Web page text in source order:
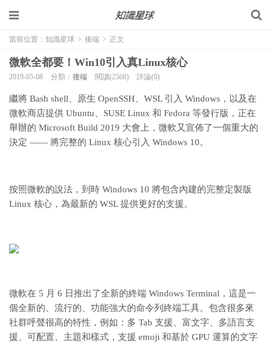
當前位置： 知識星球 > 後端 > 正文
微軟全都要！Win10引入真Linux核心
2019-05-08 分類： 後端 閱讀(2568) 評論(0)
繼將 Bash shell、原生 OpenSSH、WSL 引入 Windows，以及在
微軟商店提供 Ubuntu、SUSE Linux 和 Fedora 等發行版，正在
舉辦的 Microsoft Build 2019 大會上，微軟又宣佈了一個重大的
決定 —— 將完整的 Linux 核心引入 Windows 10。
按照微軟的說法，到時 Windows 10 將包含內建的完整定製版
Linux 核心，為最新的 WSL 提供更好的支援。
微軟在 5 月 6 日推出了全新的終端 Windows Terminal，這是一
個全新的、流行的、功能強大的命令列終端工具。包含很多來
社群呼聲很高的特性，例如：多 Tab 支援、富文字、多語言支
援、可配置、主題和樣式，支援 emoji 和基於 GPU 運算的文字